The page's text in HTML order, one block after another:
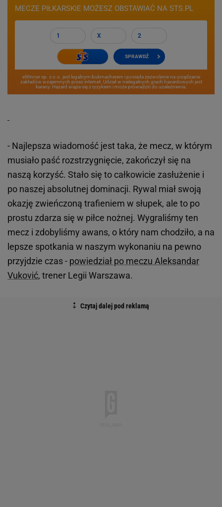
MECZE PIŁKARSKIE MOŻESZ OBSTAWIAĆ NA STS.PL
1 X 2
SPRAWDŹ
eWinner sp. z o.o. jest legalnym bukmacherem i posiada zezwolenie na urządzanie
zakładów wzajemnych przez internet. Udział w nielegalnych grach hazardowych jest
karany. Hazard wiąże się z ryzykiem i może prowadzić do uzależnienia.
- Najlepsza wiadomość jest taka, że mecz, w którym
musiało paść rozstrzygnięcie, zakończył się na
naszą korzyść. Stało się to całkowicie zasłużenie i
po naszej absolutnej dominacji. Rywal miał swoją
okazję zwieńczoną trafieniem w słupek, ale to po
prostu zdarza się w piłce nożnej. Wygraliśmy ten
mecz i zdobyliśmy awans, o który nam chodziło, a na
lepsze spotkania w naszym wykonaniu na pewno
przyjdzie czas - powiedział po meczu Aleksandar
Vuković, trener Legii Warszawa.